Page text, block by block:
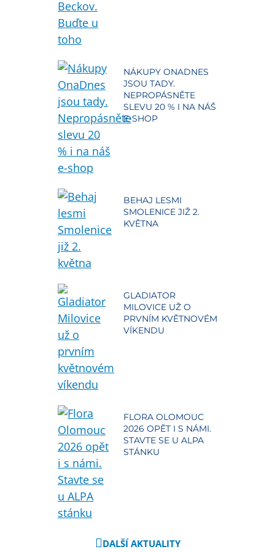
NÁKUPY ONADNES
JSOU TADY.
NEPROPÁSNĚTE
SLEVU 20 % I NA NÁŠ
E-SHOP
BEHAJ LESMI
SMOLENICE JIŽ 2.
KVĚTNA
GLADIATOR
MILOVICE UŽ O
PRVNÍM KVĚTNOVÉM
VÍKENDU
FLORA OLOMOUC
2026 OPĚT I S NÁMI.
STAVTE SE U ALPA
STÁNKU
DALŠÍ AKTUALITY